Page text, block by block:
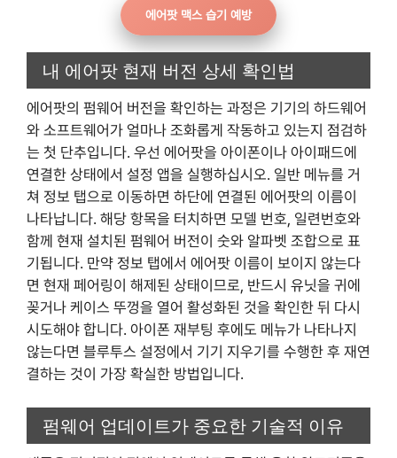
에어팟 맥스 습기 예방
내 에어팟 현재 버전 상세 확인법
에어팟의 펌웨어 버전을 확인하는 과정은 기기의 하드웨어
와 소프트웨어가 얼마나 조화롭게 작동하고 있는지 점검하
는 첫 단추입니다. 우선 에어팟을 아이폰이나 아이패드에
연결한 상태에서 설정 앱을 실행하십시오. 일반 메뉴를 거
쳐 정보 탭으로 이동하면 하단에 연결된 에어팟의 이름이
나타납니다. 해당 항목을 터치하면 모델 번호, 일련번호와
함께 현재 설치된 펌웨어 버전이 숫와 알파벳 조합으로 표
기됩니다. 만약 정보 탭에서 에어팟 이름이 보이지 않는다
면 현재 페어링이 해제된 상태이므로, 반드시 유닛을 귀에
꽂거나 케이스 뚜껑을 열어 활성화된 것을 확인한 뒤 다시
시도해야 합니다. 아이폰 재부팅 후에도 메뉴가 나타나지
않는다면 블루투스 설정에서 기기 지우기를 수행한 후 재연
결하는 것이 가장 확실한 방법입니다.
펌웨어 업데이트가 중요한 기술적 이유